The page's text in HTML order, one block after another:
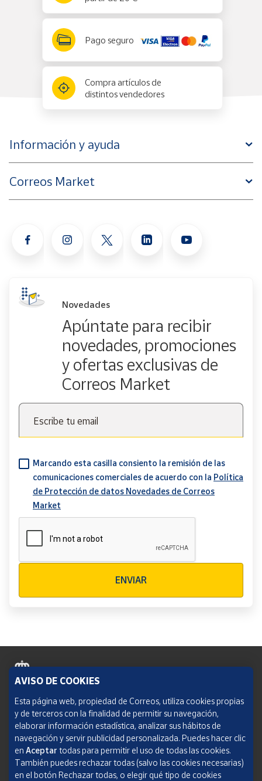
Pago seguro
Compra artículos de
distintos vendedores
Información y ayuda
Correos Market
Novedades
Apúntate para recibir
novedades, promociones
y ofertas exclusivas de
Correos Market
Escribe tu email
Marcando esta casilla consiento la remisión de las
comunicaciones comerciales de acuerdo con la Política
de Protección de datos Novedades de Correos
Market
ENVIAR
Política de cookies
Aviso legal
Condiciones del servicio
Política de Privacidad Web
AVISO DE COOKIES
Esta página web, propiedad de Correos, utiliza cookies propias
y de terceros con la finalidad de permitir su navegación,
elaborar información estadística, analizar sus hábitos de
navegación y servir publicidad personalizada. Puedes hacer clic
en Aceptar todas para permitir el uso de todas las cookies.
También puedes rechazar todas (salvo las cookies necesarias)
en el botón Rechazar todas, o elegir qué tipo de cookies